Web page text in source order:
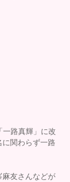
一路真輝」に改
関わらず一路
麻友さんなどが